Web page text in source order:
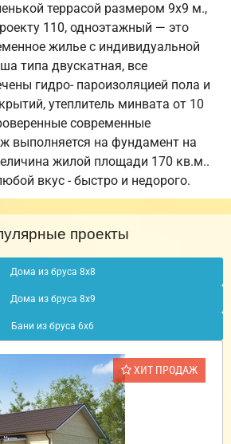
террасой размером 9х9 м.,
110, одноэтажный — это
жилье с индивидуальной
типа двускатная, все
гидро- пароизоляцией пола и
утеплитель минвата от 10
современные
выполняется на фундамент на
жилой площади 170 кв.м..
вкус - быстро и недорого.
проекты
Дома из бруса 8х8
Дома из бруса 8х9
Бани из бруса 6х6
ХИТ ПРОДАЖ